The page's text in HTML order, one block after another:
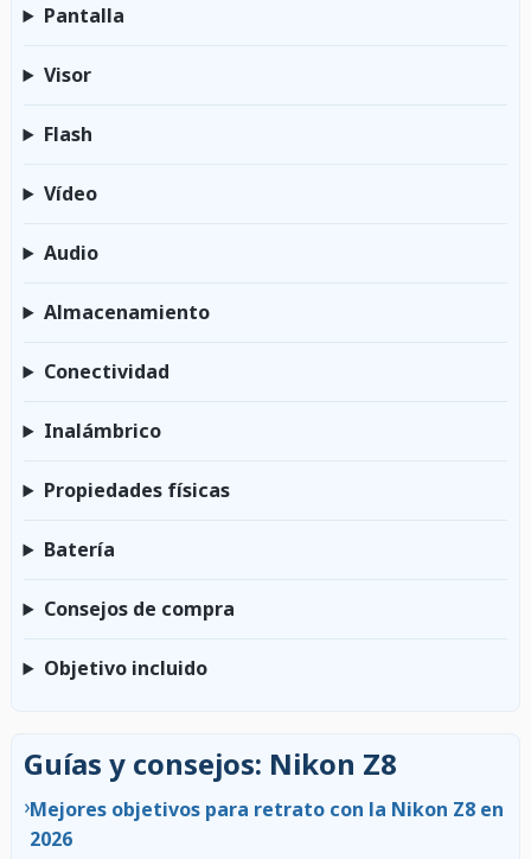
Pantalla
Visor
Flash
Vídeo
Audio
Almacenamiento
Conectividad
Inalámbrico
Propiedades físicas
Batería
Consejos de compra
Objetivo incluido
Guías y consejos: Nikon Z8
›Mejores objetivos para retrato con la Nikon Z8 en
2026